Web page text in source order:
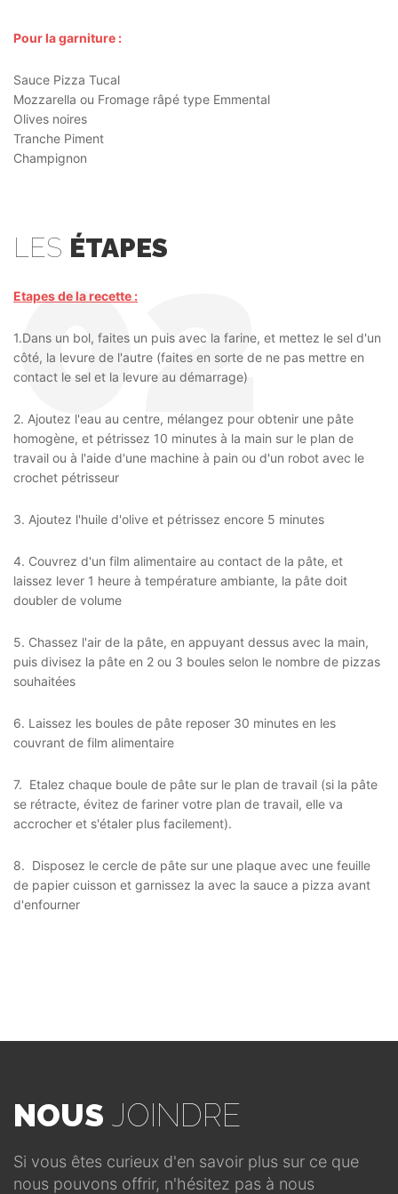
Pour la garniture :
Sauce Pizza Tucal
Mozzarella ou Fromage râpé type Emmental
Olives noires
Tranche Piment
Champignon
LES ÉTAPES
Etapes de la recette :
1.Dans un bol, faites un puis avec la farine, et mettez le sel d'un
côté, la levure de l'autre (faites en sorte de ne pas mettre en
contact le sel et la levure au démarrage)
2. Ajoutez l'eau au centre, mélangez pour obtenir une pâte
homogène, et pétrissez 10 minutes à la main sur le plan de
travail ou à l'aide d'une machine à pain ou d'un robot avec le
crochet pétrisseur
3. Ajoutez l'huile d'olive et pétrissez encore 5 minutes
4. Couvrez d'un film alimentaire au contact de la pâte, et
laissez lever 1 heure à température ambiante, la pâte doit
doubler de volume
5. Chassez l'air de la pâte, en appuyant dessus avec la main,
puis divisez la pâte en 2 ou 3 boules selon le nombre de pizzas
souhaitées
6. Laissez les boules de pâte reposer 30 minutes en les
couvrant de film alimentaire
7. Etalez chaque boule de pâte sur le plan de travail (si la pâte
se rétracte, évitez de fariner votre plan de travail, elle va
accrocher et s'étaler plus facilement).
8. Disposez le cercle de pâte sur une plaque avec une feuille
de papier cuisson et garnissez la avec la sauce a pizza avant
d'enfourner
NOUS JOINDRE
Si vous êtes curieux d'en savoir plus sur ce que
nous pouvons offrir, n'hésitez pas à nous